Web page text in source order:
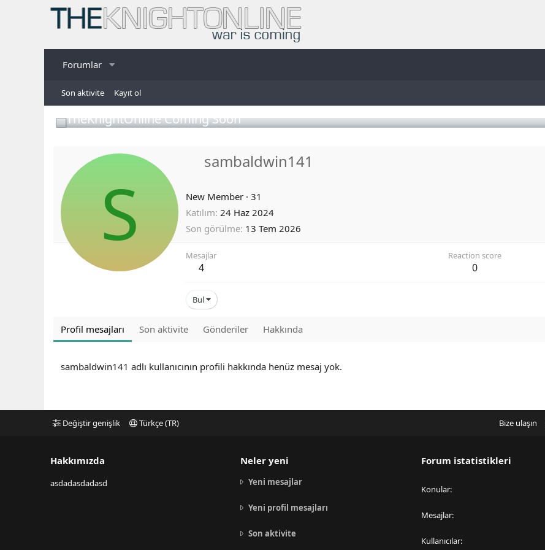
Forumlar
Son aktivite Kayıt ol
TheKnightOnline Coming Soon
S
sambaldwin141
New Member · 31
Katılım 24 Haz 2024
Son görülme 13 Tem 2026
Mesajlar
4
Reaction score
0
Bul
Profil mesajları Son aktivite Gönderiler Hakkında
sambaldwin141 adlı kullanıcının profili hakkında henüz mesaj yok.
Değiştir genişlik Türkçe (TR) Bize ulaşın
Hakkımızda
asdadasdadasd
Neler yeni
Yeni mesajlar
Yeni profil mesajları
Son aktivite
Forum istatistikleri
Konular
Mesajlar
Kullanıcılar